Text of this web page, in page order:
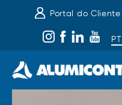
Portal do Cliente
PT